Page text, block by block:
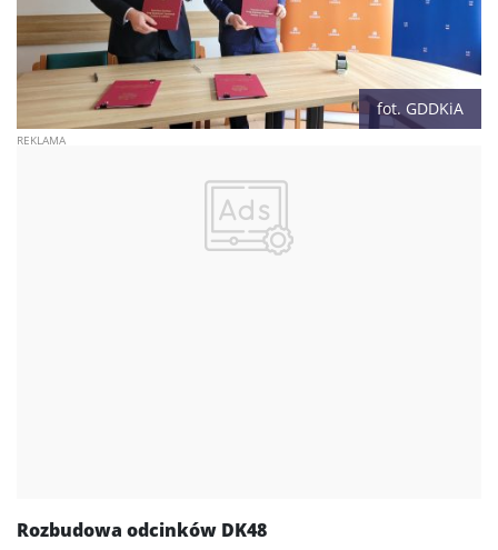
fot. GDDKiA
Rozbudowa odcinków DK48